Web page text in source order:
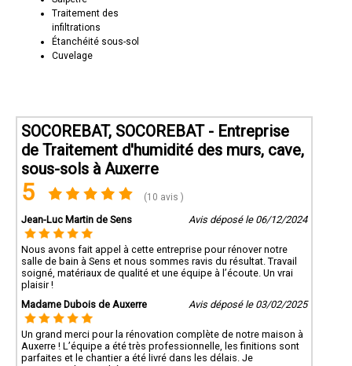
Traitement des
infiltrations
Étanchéité sous-sol
Cuvelage
SOCOREBAT, SOCOREBAT - Entreprise
de Traitement d'humidité des murs, cave,
sous-sols à Auxerre
5 (10 avis )
Jean-Luc Martin de Sens Avis déposé le 06/12/2024
Nous avons fait appel à cette entreprise pour rénover notre
salle de bain à Sens et nous sommes ravis du résultat. Travail
soigné, matériaux de qualité et une équipe à l’écoute. Un vrai
plaisir !
Madame Dubois de Auxerre
Avis déposé le 03/02/2025
Un grand merci pour la rénovation complète de notre maison à
Auxerre ! L’équipe a été très professionnelle, les finitions sont
parfaites et le chantier a été livré dans les délais. Je